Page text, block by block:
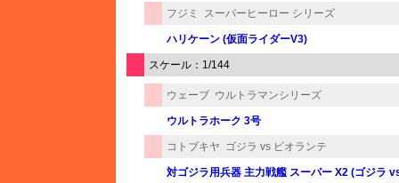
フジミ スーパーヒーロー シリーズ
ハリケーン (仮面ライダーV3)
スケール：1/144
ウェーブ ウルトラマンシリーズ
ウルトラホーク 3号
コトブキヤ ゴジラ vs ビオランテ
対ゴジラ用兵器 主力戦艦 スーパー X2 (ゴジラ